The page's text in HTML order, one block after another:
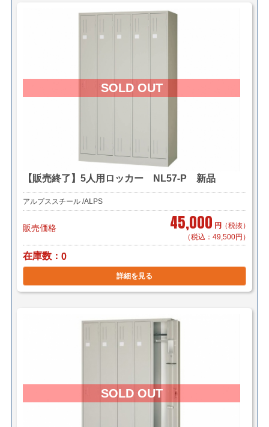
【販売終了】5人用ロッカー NL57-P 新品
アルプススチール /ALPS
販売価格 45,000 円 （税抜）
（税込：49,500円）
在庫数 0
詳細を見る